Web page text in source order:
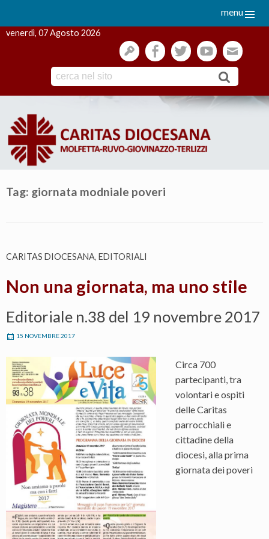
menu
venerdì, 07 Agosto 2026
gestionefacebooktwitteryoutube
Skip
Tag: giornata modniale poveri
CARITAS DIOCESANA, EDITORIALI
Non una giornata, ma uno stile
Editoriale n.38 del 19 novembre 2017
15 NOVEMBRE 2017
Circa 700
partecipanti, tra
volontari e ospiti
delle Caritas
parrocchiali e
cittadine della
diocesi, alla prima
giornata dei poveri